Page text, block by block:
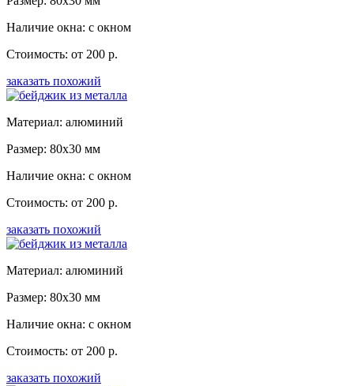
Наличие окна: с окном
Стоимость: от 200 р.
заказать похожий
Материал: алюминий
Размер: 80x30 мм
Наличие окна: с окном
Стоимость: от 200 р.
заказать похожий
Материал: алюминий
Размер: 80x30 мм
Наличие окна: с окном
Стоимость: от 200 р.
заказать похожий